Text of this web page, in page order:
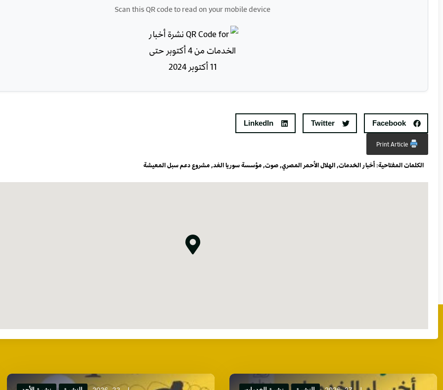
Scan this QR code to read on your mobile device
Facebook
Twitter
LinkedIn
Print Article
الكلمات المفتاحية:أخبار الخدمات,الهلال الأحمر المصري,صوت,مؤسسة سوريا الغد,مشروع دعم سبل المعيشة